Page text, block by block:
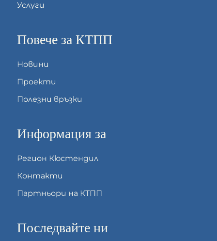
Услуги
Повече за КТПП
Новини
Проекти
Полезни връзки
Информация за
Регион Кюстендил
Контакти
Партньори на КТПП
Последвайте ни